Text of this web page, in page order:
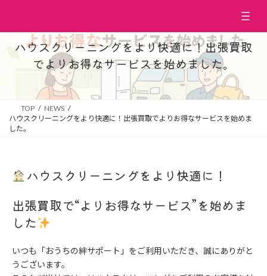
ハウスクリーニングをより快適に！出張買取
でよりお得なサービスを始めました。
TOP
NEWS
ハウスクリーニングをより快適に！出張買取でよりお得なサービスを始めま
した。
ハウスクリーニングをより快適に！
出張買取で“よりお得なサービス”を始めま
した
いつも「おうちの絆サポート」をご利用いただき、誠にありがと
うございます。